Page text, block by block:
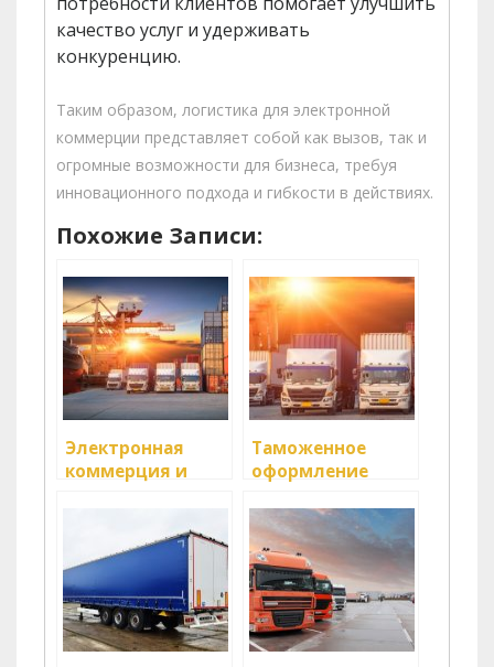
качество услуг и удерживать
конкуренцию.
Таким образом, логистика для электронной
коммерции представляет собой как вызов, так и
огромные возможности для бизнеса, требуя
инновационного подхода и гибкости в действиях.
Похожие Записи:
Электронная
коммерция и
возможности
Таможенное
оформление
электронной
коммерции